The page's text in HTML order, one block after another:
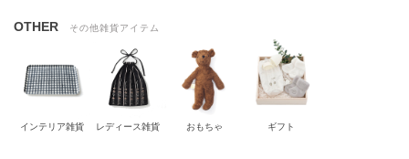
OTHER その他雑貨アイテム
インテリア雑貨 レディース雑貨 おもちゃ ギフト